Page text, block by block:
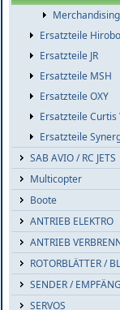
Merchandising
Ersatzteile Hirobo
Ersatzteile JR
Ersatzteile MSH
Ersatzteile OXY
Ersatzteile Curtis
Ersatzteile
SAB AVIO / RC JETS
Multicopter
Boote
ANTRIEB ELEKTRO
ANTRIEB
ROTORBLÄTTER /
SENDER /
SERVOS